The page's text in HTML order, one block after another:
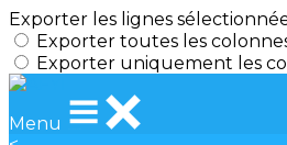
Exporter les lignes
Exporter toutes les
Exporter uniquement les
Menu